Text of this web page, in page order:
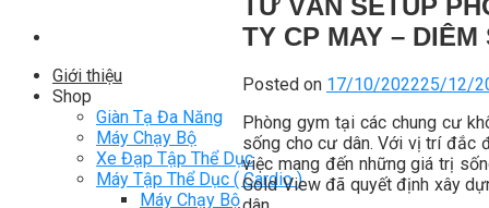
Giới thiệu
Shop
Giàn Tạ Đa Năng
Máy Chạy Bộ
Xe Đạp Tập Thể Dục
Máy Tập Thể Dục ( Cardio )
Máy Chạy Bộ
TƯ VẤN SETUP
TY CP MAY – DIÊM
Posted on 17/10/202225/12/
Phòng gym tại các chung cư
sống cho cư dân. Với vị trí đắc
việc mang đến những giá trị
Gold View đã quyết định xây